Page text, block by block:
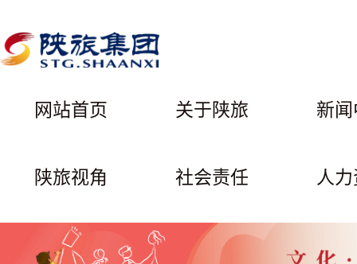
网站首页 关于陕旅 新
陕旅视角 社会责任 人